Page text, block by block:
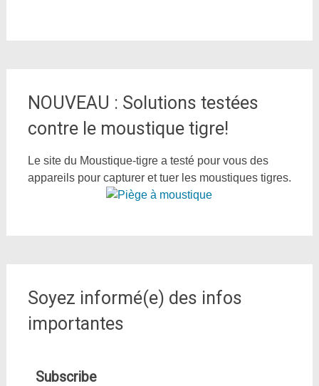
NOUVEAU : Solutions testées
contre le moustique tigre!
Le site du Moustique-tigre a testé pour vous des
appareils pour capturer et tuer les moustiques tigres.
Soyez informé(e) des infos
importantes
Subscribe